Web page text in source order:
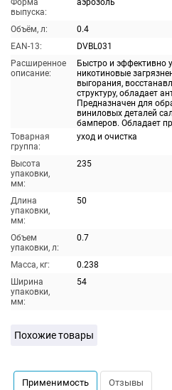
Форма
выпуска:
аэрозоль
Объём, л:
0.4
EAN-13:
DVBL031
Расширенное
описание:
Быстро и эффективно
никотиновые
выгорания,
структуру, обладает
Предназначен для
виниловых деталей
бамперов. Обладает
Товарная
группа:
уход и очистка
Высота
упаковки,
мм:
235
Длина
упаковки,
мм:
50
Объем
упаковки, л:
0.7
Масса, кг:
0.238
Ширина
упаковки,
мм:
54
Похожие товары
Применимость Отзывы